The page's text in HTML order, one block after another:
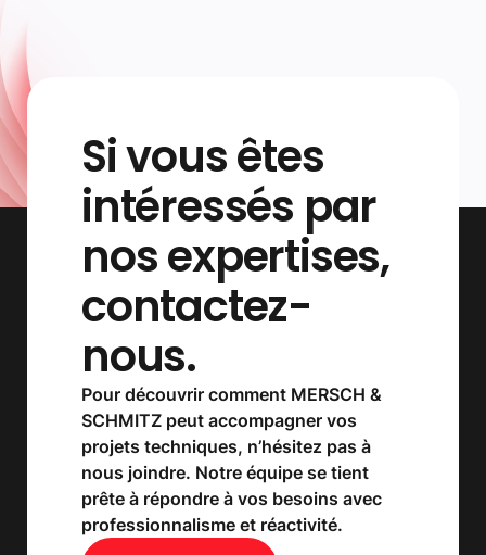
Si vous êtes
intéressés par
nos expertises,
contactez-
nous.
Pour découvrir comment MERSCH &
SCHMITZ peut accompagner vos
projets techniques, n’hésitez pas à
nous joindre. Notre équipe se tient
prête à répondre à vos besoins avec
professionnalisme et réactivité.